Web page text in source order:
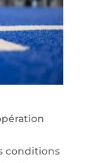
conditions